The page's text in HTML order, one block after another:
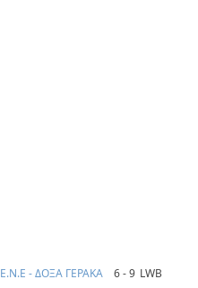
E.N.E - ΔΟΞΑ ΓΕΡΑΚΑ 6 - 9 LWB